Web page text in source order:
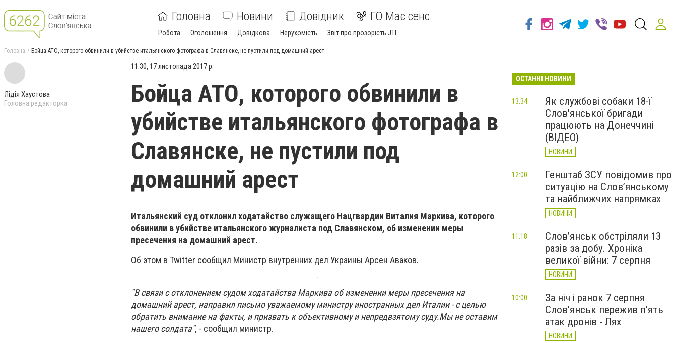
Головна Новини Довідник ГО Має сенс
Робота Оголошення Довідкова Нерухомість Звіт про прозорість JTI
Головна Бойца АТО, которого обвинили в убийстве итальянского фотографа в Славянске, не пустили под домашний арест
Лідія Хаустова
Головна редакторка
11:30, 17 листопада 2017 р.
Бойца АТО, которого обвинили в
убийстве итальянского фотографа в
Славянске, не пустили под
домашний арест
Итальянский суд отклонил ходатайство служащего Нацгвардии Виталия Маркива, которого
обвинили в убийстве итальянского журналиста под Славянском, об изменении меры
пресечения на домашний арест.
Об этом в Twitter сообщил Министр внутренних дел Украины Арсен Аваков.
"В связи с отклонением судом ходатайства Маркива об изменении меры пресечения на
домашний арест, направил письмо уважаемому министру иностранных дел Италии - с целью
обратить внимание на факты, и призвать к объективному и непредвзятому суду.Мы не оставим
нашего солдата", - сообщил министр.
ОСТАННІ НОВИНИ
Як службові собаки 18-ї
Слов'янської бригади
працюють на Донеччині
(ВІДЕО)
НОВИНИ
13:34
Генштаб ЗСУ повідомив про
ситуацію на Слов’янському
та найближчих напрямках
НОВИНИ
12:00
Слов’янськ обстріляли 13
разів за добу. Хроніка
великої війни: 7 серпня
НОВИНИ
11:18
За ніч і ранок 7 серпня
Слов'янськ пережив п'ять
атак дронів - Лях
НОВИНИ
10:00